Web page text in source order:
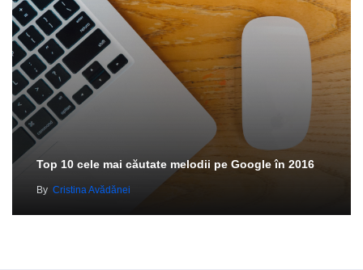
Top 10 cele mai căutate melodii pe Google în 2016
By Cristina Avădănei